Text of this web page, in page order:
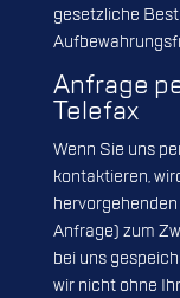
gesetzliche
Anfrage
Telefax
Wenn Sie uns
kontaktieren,
Anfrage) zum
bei uns
wir nicht ohne